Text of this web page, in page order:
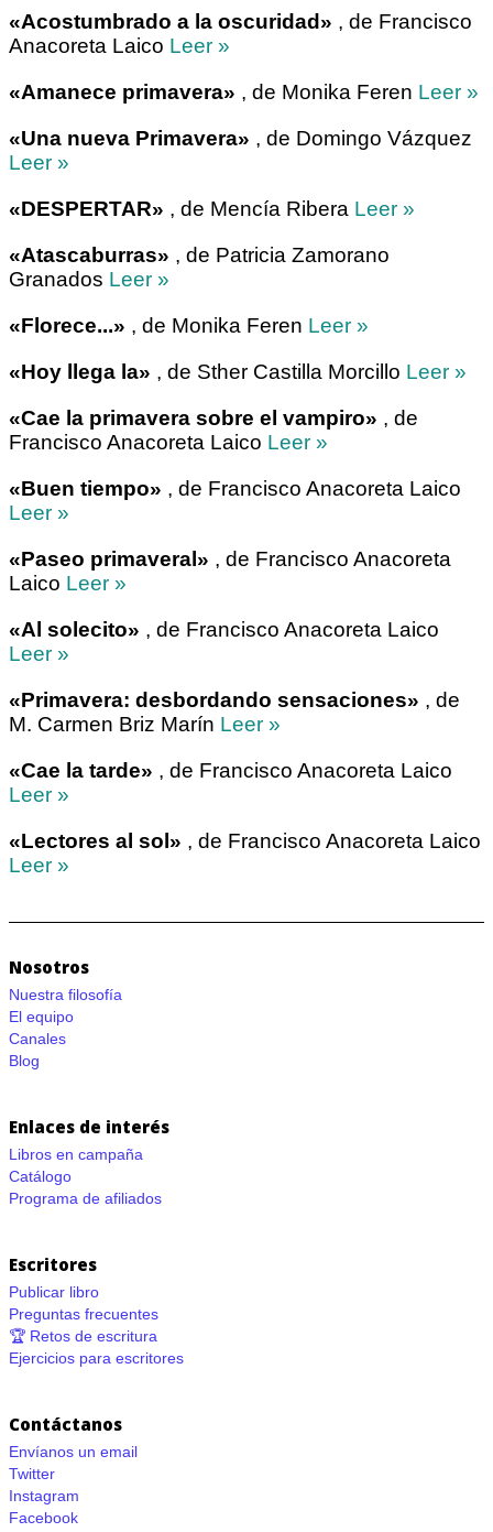
«Acostumbrado a la oscuridad» , de Francisco
Anacoreta Laico Leer »
«Amanece primavera» , de Monika Feren Leer »
«Una nueva Primavera» , de Domingo Vázquez
Leer »
«DESPERTAR» , de Mencía Ribera Leer »
«Atascaburras» , de Patricia Zamorano
Granados Leer »
«Florece...» , de Monika Feren Leer »
«Hoy llega la» , de Sther Castilla Morcillo Leer »
«Cae la primavera sobre el vampiro» , de
Francisco Anacoreta Laico Leer »
«Buen tiempo» , de Francisco Anacoreta Laico
Leer »
«Paseo primaveral» , de Francisco Anacoreta
Laico Leer »
«Al solecito» , de Francisco Anacoreta Laico
Leer »
«Primavera: desbordando sensaciones» , de
M. Carmen Briz Marín Leer »
«Cae la tarde» , de Francisco Anacoreta Laico
Leer »
«Lectores al sol» , de Francisco Anacoreta Laico
Leer »
Nosotros
Nuestra filosofía
El equipo
Canales
Blog
Enlaces de interés
Libros en campaña
Catálogo
Programa de afiliados
Escritores
Publicar libro
Preguntas frecuentes
🏆 Retos de escritura
Ejercicios para escritores
Contáctanos
Envíanos un email
Twitter
Instagram
Facebook